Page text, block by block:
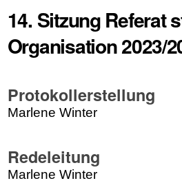
14. Sitzung Referat
Organisation 2023/
Protokollerstellung
Marlene Winter
Redeleitung
Marlene Winter